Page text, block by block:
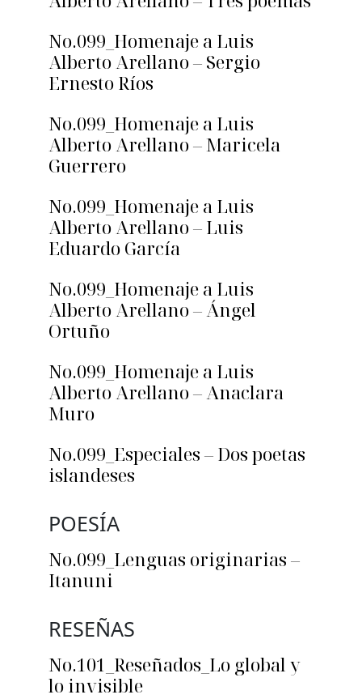
No.099_Homenaje a Luis
Alberto Arellano – Sergio
Ernesto Ríos
No.099_Homenaje a Luis
Alberto Arellano – Maricela
Guerrero
No.099_Homenaje a Luis
Alberto Arellano – Luis
Eduardo García
No.099_Homenaje a Luis
Alberto Arellano – Ángel
Ortuño
No.099_Homenaje a Luis
Alberto Arellano – Anaclara
Muro
No.099_Especiales – Dos poetas
islandeses
POESÍA
No.099_Lenguas originarias –
Itanuni
RESEÑAS
No.101_Reseñados_Lo global y
lo invisible